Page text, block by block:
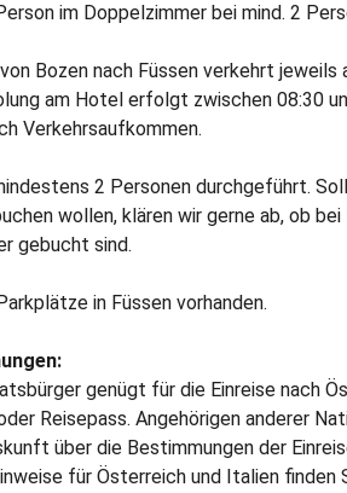
im Doppelzimmer bei mind. 2
Bozen nach Füssen verkehrt jeweils
am Hotel erfolgt zwischen 08:30
Verkehrsaufkommen.
2 Personen durchgeführt.
wollen, klären wir gerne ab, ob
gebucht sind.
in Füssen vorhanden.
genügt für die Einreise nach
Reisepass. Angehörigen anderer
über die Bestimmungen der
für Österreich und Italien finden